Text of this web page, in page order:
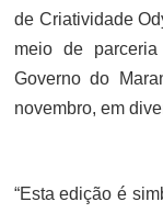
de Criatividade
meio de
Governo do
novembro, em
“Esta edição é